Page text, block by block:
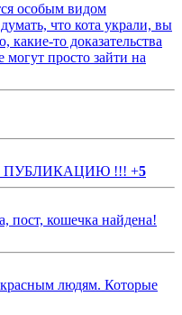
особым видом
что кота украли, вы
то доказательства
просто зайти на
ПУБЛИКАЦИЮ !!! +5
пост, кошечка найдена!
людям. Которые